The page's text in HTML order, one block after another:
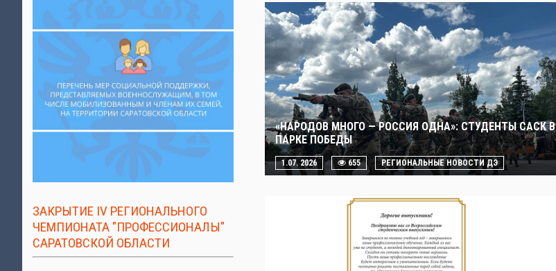
ЗАКРЫТИЕ IV РЕГИОНАЛЬНОГО
ЧЕМПИОНАТА "ПРОФЕССИОНАЛЫ"
САРАТОВСКОЙ ОБЛАСТИ
«НАРОДОВ МНОГО — РОССИЯ ОДНА»: СТУДЕНТЫ САСК В
ПАРКЕ ПОБЕДЫ
1.07. 2026 655 РЕГИОНАЛЬНЫЕ НОВОСТИ ДЭ